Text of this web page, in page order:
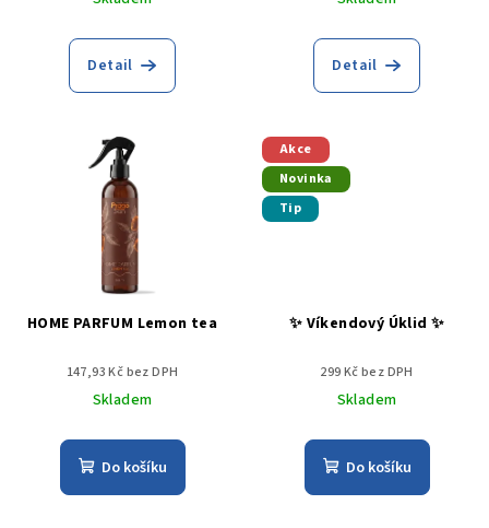
Detail Detail
HOME PARFUM Lemon tea
147,93 Kč bez DPH
Skladem
Do košíku
Akce
Novinka
Tip
✨ Víkendový Úklid ✨
299 Kč bez DPH
Skladem
Do košíku